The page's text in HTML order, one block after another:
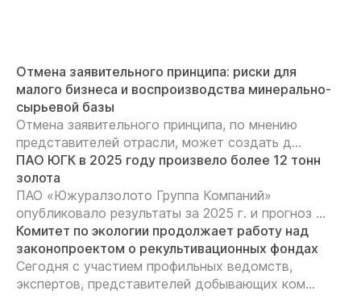
Отмена заявительного принципа: риски для
малого бизнеса и воспроизводства минерально-
сырьевой базы
Отмена заявительного принципа, по мнению
представителей отрасли, может создать д...
ПАО ЮГК в 2025 году произвело более 12 тонн
золота
ПАО «Южуралзолото Группа Компаний»
опубликовало результаты за 2025 г. и прогноз ...
Комитет по экологии продолжает работу над
законопроектом о рекультивационных фондах
Сегодня с участием профильных ведомств,
экспертов, представителей добывающих ком...